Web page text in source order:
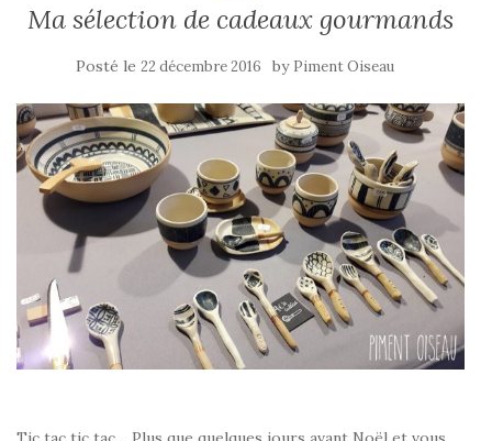
Ma sélection de cadeaux gourmands
Posté le 22 décembre 2016 by Piment Oiseau